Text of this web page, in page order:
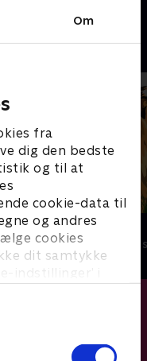
Om
fra
dig den bedste
og til at
cookie-data til
og andres
cookies
dit samtykke
indstillinger’ i
Zoo
Børneserier • 1